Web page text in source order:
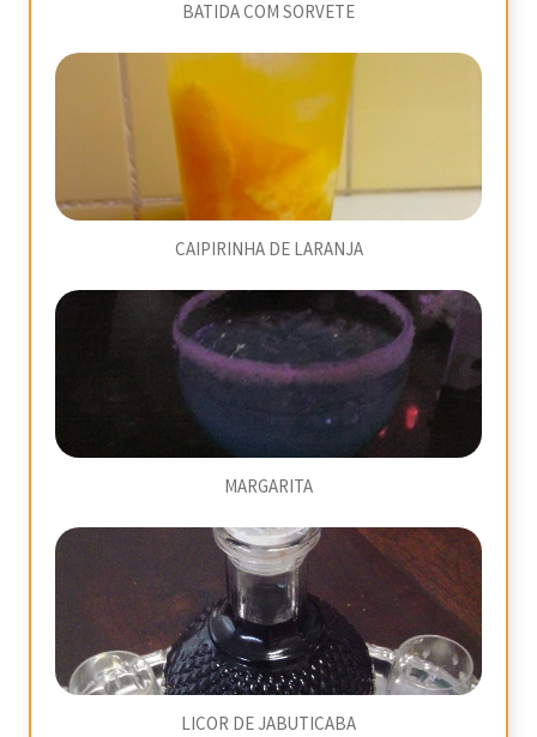
BATIDA COM SORVETE
CAIPIRINHA DE LARANJA
MARGARITA
LICOR DE JABUTICABA